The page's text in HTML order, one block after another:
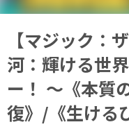
【マジック：
河：輝ける世
ー！ ～《本質
復》/《生ける